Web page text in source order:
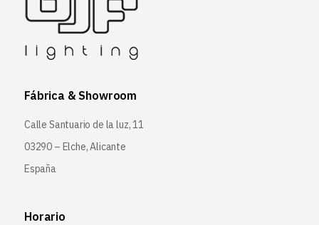
Fábrica & Showroom
Calle Santuario de la luz, 11
03290 – Elche, Alicante
España
Horario